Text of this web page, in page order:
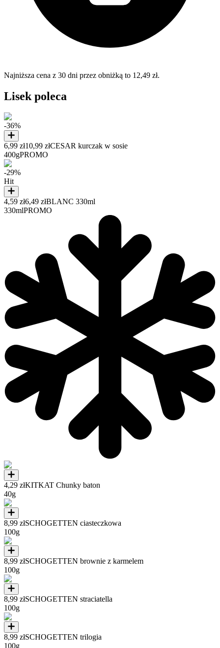
Najniższa cena z 30 dni przez obniżką to 12,49 zł.
Lisek poleca
-36%
6,99 zł10,99 złCESAR kurczak w sosie
400gPROMO
-29%
Hit
4,59 zł6,49 złBLANC 330ml
330mlPROMO
4,29 złKITKAT Chunky baton
40g
8,99 złSCHOGETTEN ciasteczkowa
100g
8,99 złSCHOGETTEN brownie z karmelem
100g
8,99 złSCHOGETTEN straciatella
100g
8,99 złSCHOGETTEN trilogia
100g